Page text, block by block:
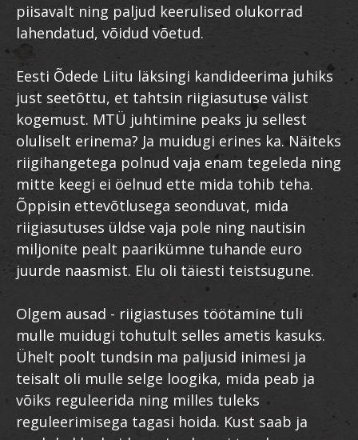
piisavalt ning paljud keerulised olukorrad
lahendatud, võidud võetud.
Eesti Õdede Liitu läksingi kandideerima juhiks
just seetõttu, et tahtsin riigiasutuse välist
kogemust. MTÜ juhtimine peaks ju sellest
oluliselt erinema? Ja muidugi erines ka. Näiteks
riigihangetega polnud vaja enam tegeleda ning
mitte keegi ei öelnud ette mida tohib teha.
Õppisin ettevõtlusega seonduvat, mida
riigiasutuses üldse vaja pole ning nautisin
miljonite pealt paarikümne tuhande euro
juurde naasmist. Elu oli täiesti teistsugune.
Olgem ausad - riigiastuses töötamine tuli
mulle muidugi tohutult selles ametis kasuks.
Ühelt poolt tundsin ma paljusid inimesi ja
teisalt oli mulle selge loogika, mida peab ja
võiks reguleerida ning milles tuleks
reguleerimisega tagasi hoida. Kust saab ja